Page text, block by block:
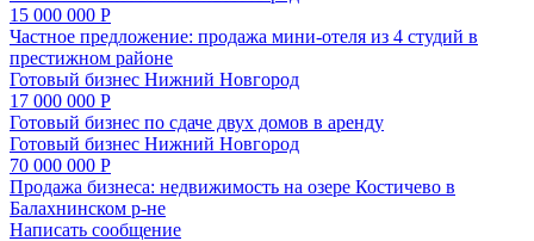
15 000 000 Р
Частное предложение: продажа мини-отеля из 4 студий в
престижном районе
Готовый бизнес Нижний Новгород
17 000 000 Р
Готовый бизнес по сдаче двух домов в аренду
Готовый бизнес Нижний Новгород
70 000 000 Р
Продажа бизнеса: недвижимость на озере Костичево в
Балахнинском р-не
Написать сообщение